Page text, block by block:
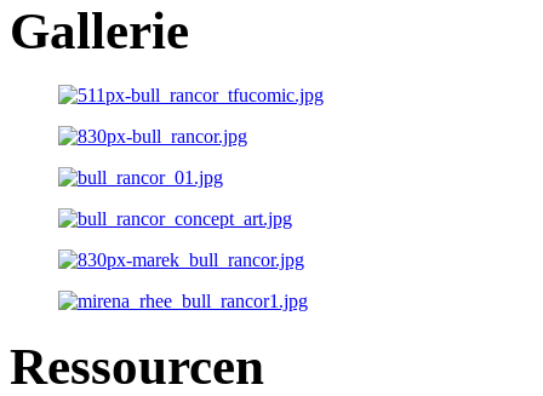
Gallerie
Ressourcen